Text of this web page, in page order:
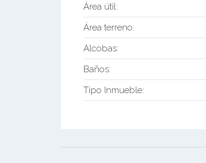
Área útil:
Área terreno:
Alcobas:
Baños:
Tipo Inmueble: